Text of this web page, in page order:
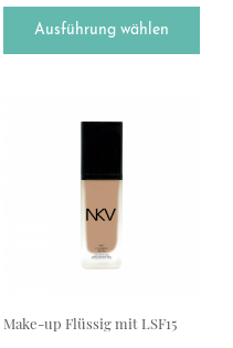
Ausführung wählen
Make-up Flüssig mit LSF15